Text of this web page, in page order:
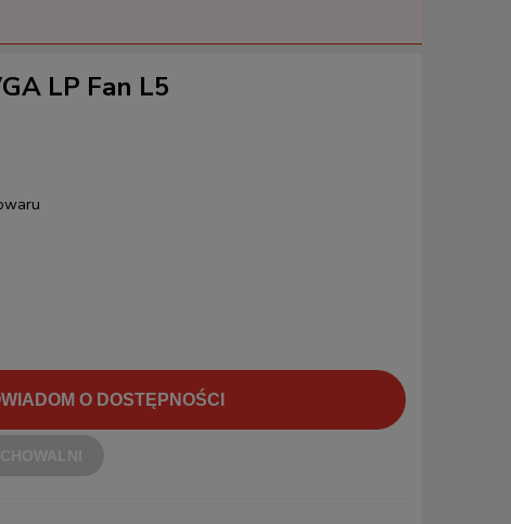
LP Fan L5
O DOSTĘPNOŚCI